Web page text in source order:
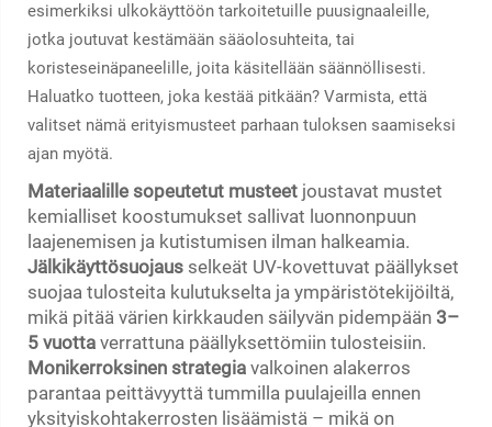
esimerkiksi ulkokäyttöön tarkoitetuille puusignaaleille,
jotka joutuvat kestämään sääolosuhteita, tai
koristeseinäpaneelille, joita käsitellään säännöllisesti.
Haluatko tuotteen, joka kestää pitkään? Varmista, että
valitset nämä erityismusteet parhaan tuloksen saamiseksi
ajan myötä.
Materiaalille sopeutetut musteet joustavat mustet
kemialliset koostumukset sallivat luonnonpuun
laajenemisen ja kutistumisen ilman halkeamia.
Jälkikäyttösuojaus selkeät UV-kovettuvat päällykset
suojaa tulosteita kulutukselta ja ympäristötekijöiltä,
mikä pitää värien kirkkauden säilyvän pidempään 3–
5 vuotta verrattuna päällyksettömiin tulosteisiin.
Monikerroksinen strategia valkoinen alakerros
parantaa peittävyyttä tummilla puulajeilla ennen
yksityiskohtakerrosten lisäämistä – mikä on